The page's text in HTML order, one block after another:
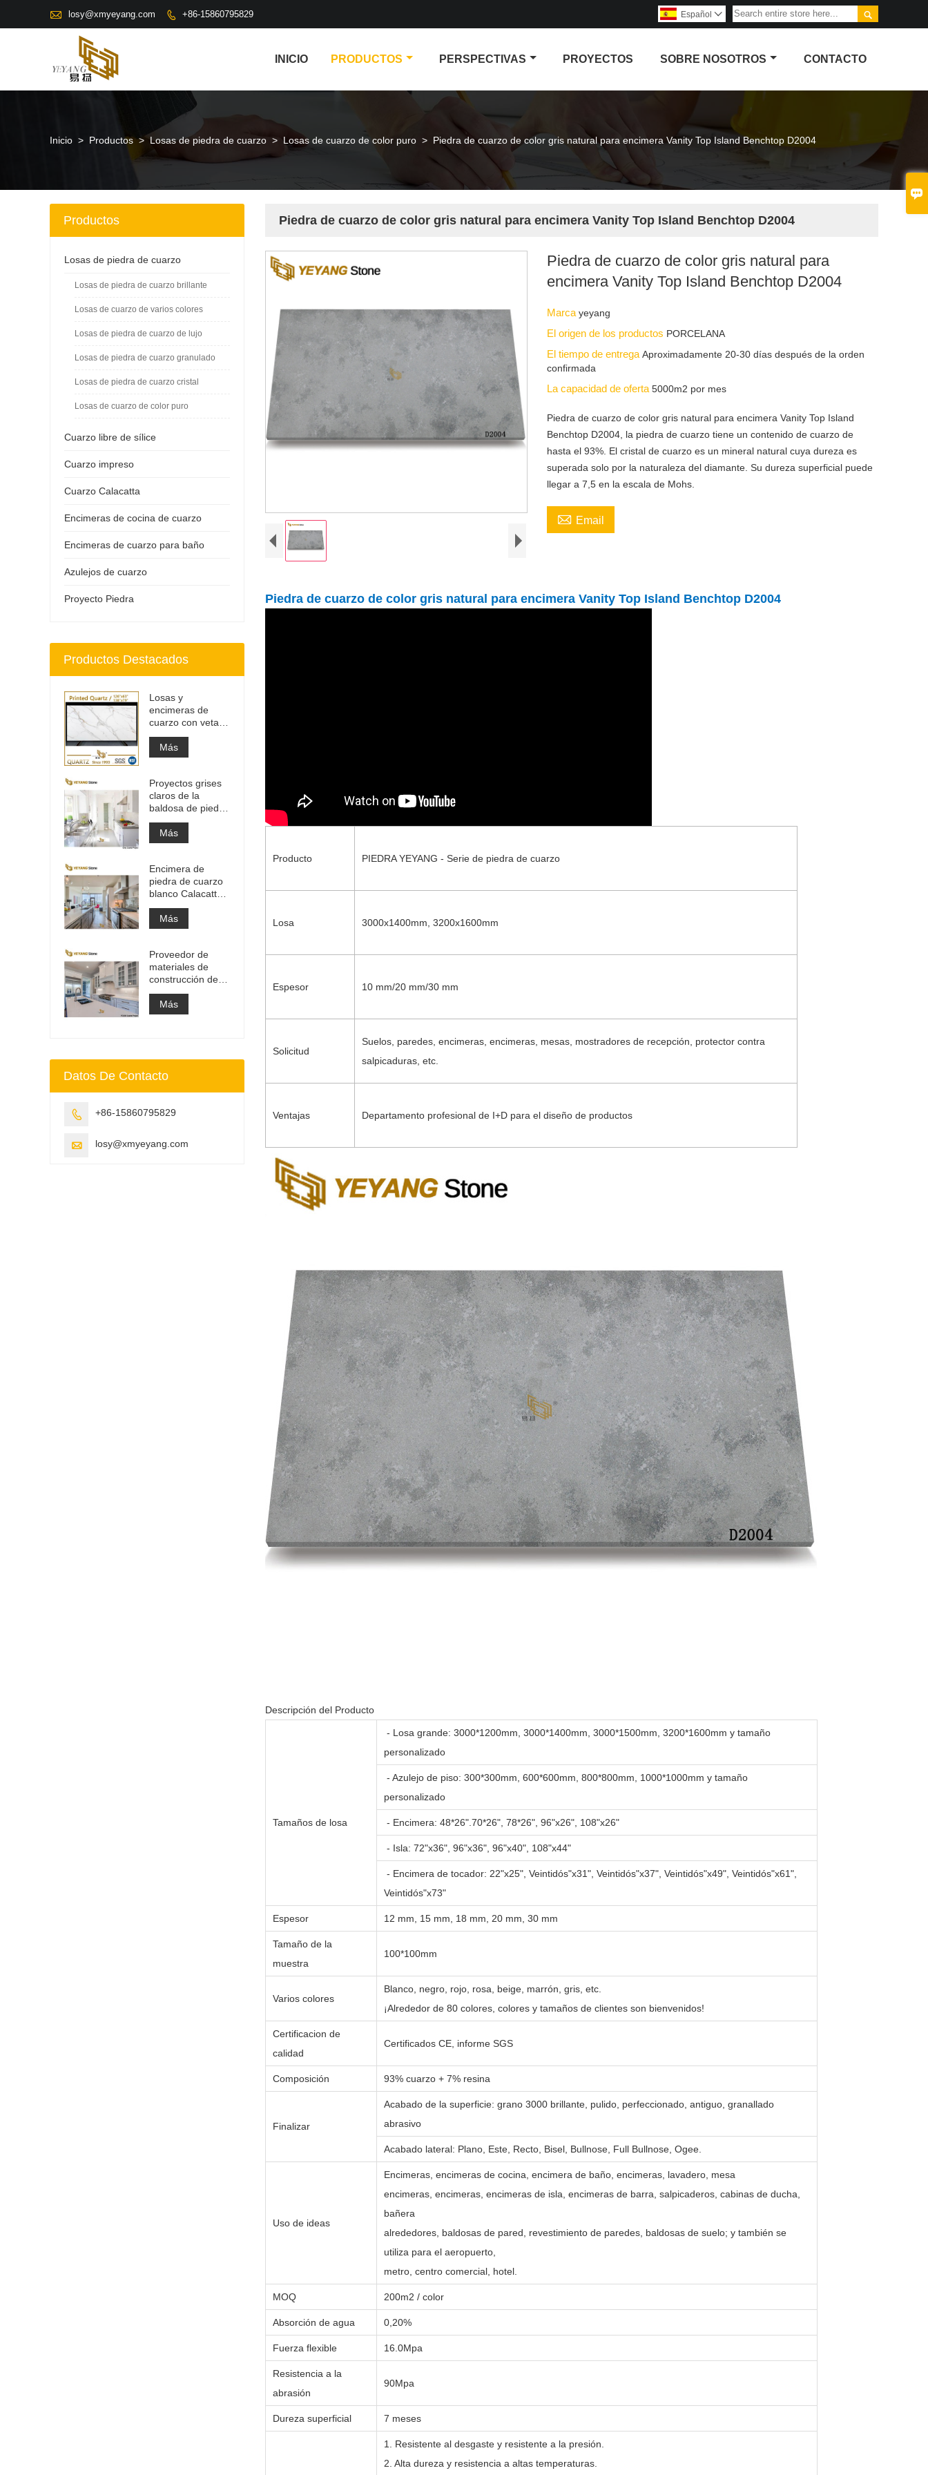

 losy@xmyeyang.com  +86-15860795829 
Español 
INICIO PRODUCTOS PERSPECTIVAS PROYECTOS SOBRE NOSOTROS CONTACTO
Inicio > Productos > Losas de piedra de cuarzo > Losas de cuarzo de color puro > Piedra de cuarzo de color gris natural para encimera Vanity Top Island Benchtop D2004
Piedra de cuarzo de color gris natural para encimera Vanity Top Island Benchtop D2004
Piedra de cuarzo de color gris natural para
encimera Vanity Top Island Benchtop D2004
Marcayeyang
El origen de los productos PORCELANA
El tiempo de entregaAproximadamente 20-30 días después de la orden
confirmada
La capacidad de oferta5000m2 por mes
Piedra de cuarzo de color gris natural para encimera Vanity Top Island
Benchtop D2004, la piedra de cuarzo tiene un contenido de cuarzo de
hasta el 93%. El cristal de cuarzo es un mineral natural cuya dureza es
superada solo por la naturaleza del diamante. Su dureza superficial puede
llegar a 7,5 en la escala de Mohs.
 Email
Piedra de cuarzo de color gris natural para encimera Vanity Top Island Benchtop D2004
Producto PIEDRA YEYANG - Serie de piedra de cuarzo
Losa 3000x1400mm, 3200x1600mm
Espesor 10 mm/20 mm/30 mm
Solicitud
Suelos, paredes, encimeras, encimeras, mesas, mostradores de recepción, protector contra
salpicaduras, etc.
Ventajas Departamento profesional de I+D para el diseño de productos
Descripción del Producto
Tamaños de losa
- Losa grande: 3000*1200mm, 3000*1400mm, 3000*1500mm, 3200*1600mm y tamaño
personalizado
- Azulejo de piso: 300*300mm, 600*600mm, 800*800mm, 1000*1000mm y tamaño
personalizado
- Encimera: 48*26".70*26", 78*26", 96"x26", 108"x26"
- Isla: 72"x36", 96"x36", 96"x40", 108"x44"
- Encimera de tocador: 22"x25", Veintidós"x31", Veintidós"x37", Veintidós"x49", Veintidós"x61",
Veintidós"x73"
Espesor 12 mm, 15 mm, 18 mm, 20 mm, 30 mm
Tamaño de la
muestra
100*100mm
Varios colores
Blanco, negro, rojo, rosa, beige, marrón, gris, etc.
¡Alrededor de 80 colores, colores y tamaños de clientes son bienvenidos!
Certificacion de
calidad
Certificados CE, informe SGS
Composición 93% cuarzo + 7% resina
Finalizar
Acabado de la superficie: grano 3000 brillante, pulido, perfeccionado, antiguo, granallado
abrasivo
Acabado lateral: Plano, Este, Recto, Bisel, Bullnose, Full Bullnose, Ogee.
Uso de ideas
Encimeras, encimeras de cocina, encimera de baño, encimeras, lavadero, mesa
encimeras, encimeras, encimeras de isla, encimeras de barra, salpicaderos, cabinas de ducha,
bañera
alrededores, baldosas de pared, revestimiento de paredes, baldosas de suelo; y también se
utiliza para el aeropuerto,
metro, centro comercial, hotel.
MOQ 200m2 / color
Absorción de agua 0,20%
Fuerza flexible 16.0Mpa
Resistencia a la
abrasión
90Mpa
Dureza superficial 7 meses
1. Resistente al desgaste y resistente a la presión.
2. Alta dureza y resistencia a altas temperaturas.
Productos
Losas de piedra de cuarzo
Losas de piedra de cuarzo brillante
Losas de cuarzo de varios colores
Losas de piedra de cuarzo de lujo
Losas de piedra de cuarzo granulado
Losas de piedra de cuarzo cristal
Losas de cuarzo de color puro
Cuarzo libre de sílice
Cuarzo impreso
Cuarzo Calacatta
Encimeras de cocina de cuarzo
Encimeras de cuarzo para baño
Azulejos de cuarzo
Proyecto Piedra
Productos Destacados
Losas y
encimeras de
cuarzo con veta
gris impresa |
Cuarzo impreso
de cuerpo entero
Más
Proyectos grises
claros de la
baldosa de piedra
del material de
construcción de
alta calidad
Más
Encimera de
piedra de cuarzo
blanco Calacatta
de ingeniería
artificial, encimera
de tocador y losa
trabajo
Más
Proveedor de
materiales de
construcción de
superficie sólida
de piedra de
cuarzo artificial
Más
Datos De Contacto
 +86-15860795829
 losy@xmyeyang.com